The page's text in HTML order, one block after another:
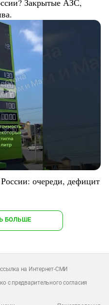
Закрытые АЗС,
очереди, дефицит
БОЛЬШЕ
на Интернет-СМИ
с предварительного согласия